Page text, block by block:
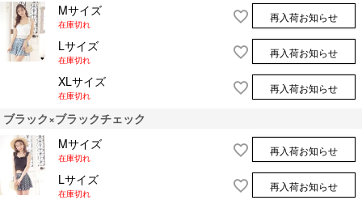
Mサイズ
在庫切れ
再入荷お知らせ
Lサイズ
在庫切れ
再入荷お知らせ
XLサイズ
在庫切れ
再入荷お知らせ
ブラック×ブラックチェック
Mサイズ
在庫切れ
再入荷お知らせ
Lサイズ
在庫切れ
再入荷お知らせ